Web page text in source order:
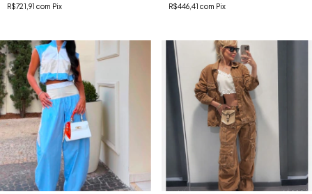
R$721,91 com Pix R$446,41 com Pix